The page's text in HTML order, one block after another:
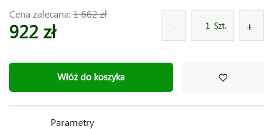
Cena zalecana:1 662 zł
922 zł Szt.
Włóż do koszyka
Parametry